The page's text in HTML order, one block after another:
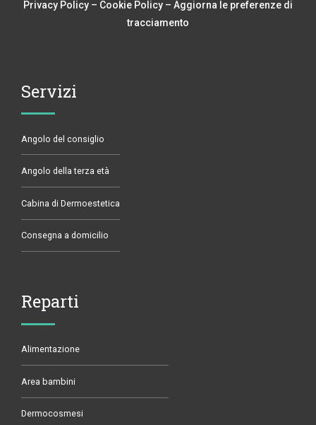
Privacy Policy – Cookie Policy – Aggiorna le preferenze di
tracciamento
Servizi
Angolo del consiglio
Angolo della terza età
Cabina di Dermoestetica
Consegna a domicilio
Reparti
Alimentazione
Area bambini
Dermocosmesi